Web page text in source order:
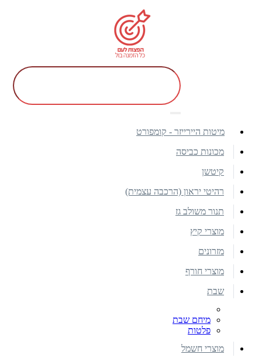
מיטות היירייזר - קומפורט
מכונות כביסה
קיטשן
רהיטי יראון (הרכבה עצמית)
תנור משולב גז
מוצרי קיץ
מזרונים
מוצרי חורף
שבת
מיחם שבת
פלטות
מוצרי חשמל